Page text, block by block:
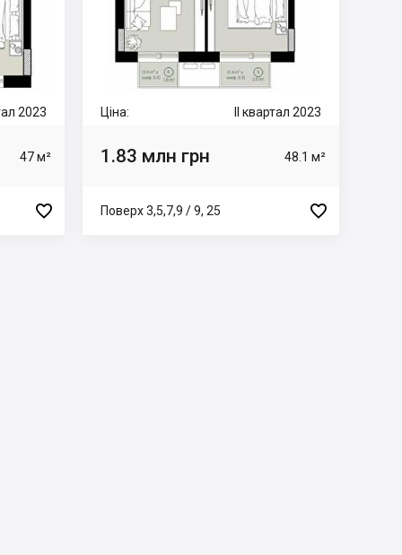
2023
47 м²

Ціна: II квартал 2023
1.83 млн грн 48.1 м²
Поверх 3,5,7,9 / 9, 25 